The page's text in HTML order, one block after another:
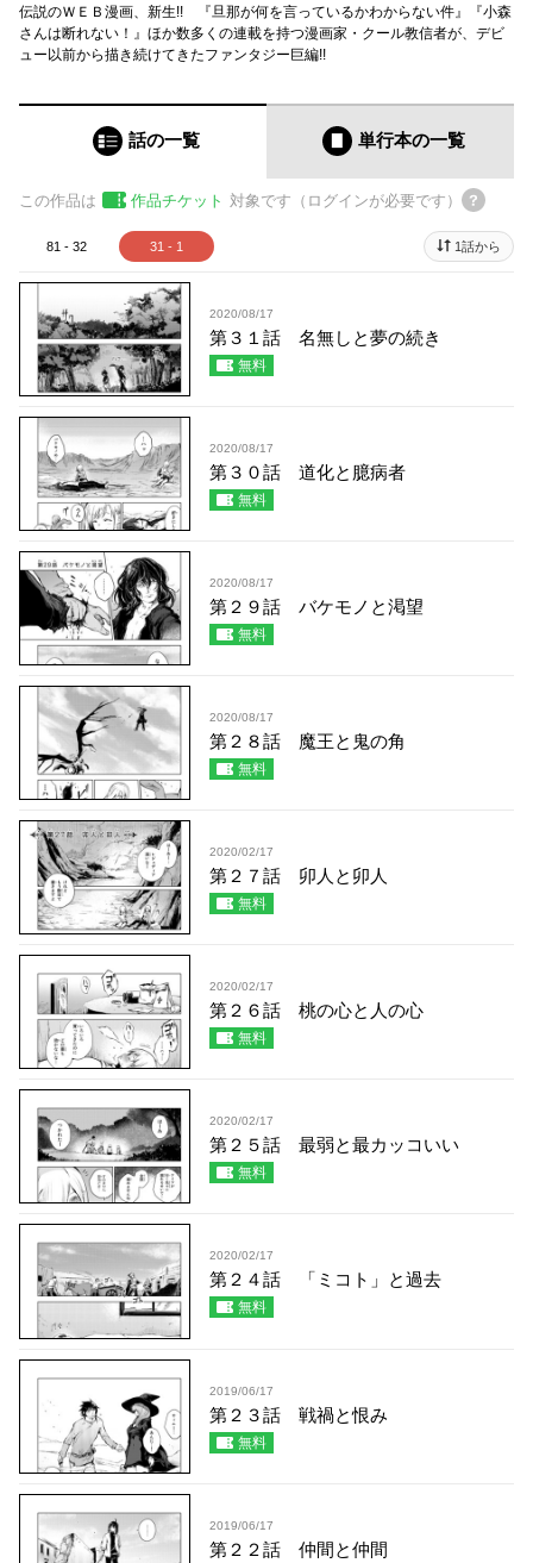
伝説のＷＥＢ漫画、新生!! 『旦那が何を言っているかわからない件』『小森
さんは断れない！』ほか数多くの連載を持つ漫画家・クール教信者が、デビ
ュー以前から描き続けてきたファンタジー巨編!!
話の一覧 単行本の一覧
この作品は 作品チケット 対象です（ログインが必要です）
81 - 32 31 - 1 1話から
2020/08/17
第３１話 名無しと夢の続き
無料
2020/08/17
第３０話 道化と臆病者
無料
2020/08/17
第２９話 バケモノと渇望
無料
2020/08/17
第２８話 魔王と鬼の角
無料
2020/02/17
第２７話 卯人と卯人
無料
2020/02/17
第２６話 桃の心と人の心
無料
2020/02/17
第２５話 最弱と最カッコいい
無料
2020/02/17
第２４話 「ミコト」と過去
無料
2019/06/17
第２３話 戦禍と恨み
無料
2019/06/17
第２２話 仲間と仲間